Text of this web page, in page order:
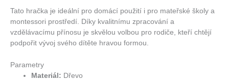
Tato hračka je ideální pro domácí použití i pro mateřské školy a
montessori prostředí.
Díky kvalitnímu zpracování a
vzdělávacímu přínosu je skvělou volbou pro rodiče, kteří chtějí
podpořit vývoj svého dítěte hravou formou.
Parametry
Materiál: Dřevo